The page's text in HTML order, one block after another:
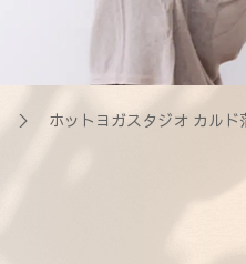
＞ ホットヨガスタジオ カルド